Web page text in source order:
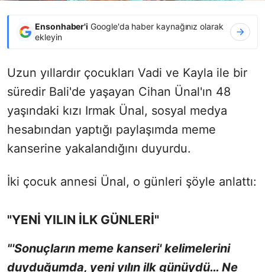
Ensonhaber'i Google'da haber kaynağınız olarak
ekleyin
Uzun yıllardır çocukları Vadi ve Kayla ile bir
süredir Bali'de yaşayan Cihan Ünal'ın 48
yaşındaki kızı Irmak Ünal, sosyal medya
hesabından yaptığı paylaşımda meme
kanserine yakalandığını duyurdu.
İki çocuk annesi Ünal, o günleri şöyle anlattı:
"YENİ YILIN İLK GÜNLERİ"
"'Sonuçların meme kanseri' kelimelerini
duyduğumda, yeni yılın ilk günüydü… Ne